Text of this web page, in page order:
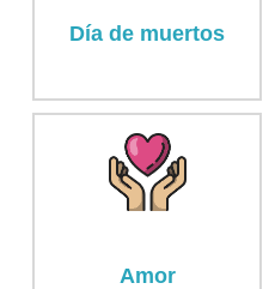
Día de muertos
Amor